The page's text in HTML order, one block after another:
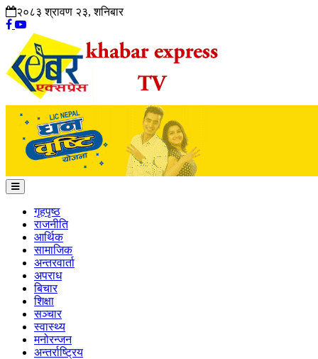
२०८३ श्रावण २३, शनिबार
गृहपृष्ठ
राजनीति
आर्थिक
सामाजिक
अन्तरवार्ता
अपराध
बिचार
शिक्षा
सञ्चार
स्वास्थ्य
मनोरन्जन
अन्तर्राष्ट्रिय